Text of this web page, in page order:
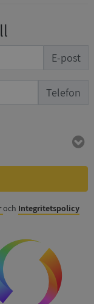
E-post
Telefon
och Integritetspolicy